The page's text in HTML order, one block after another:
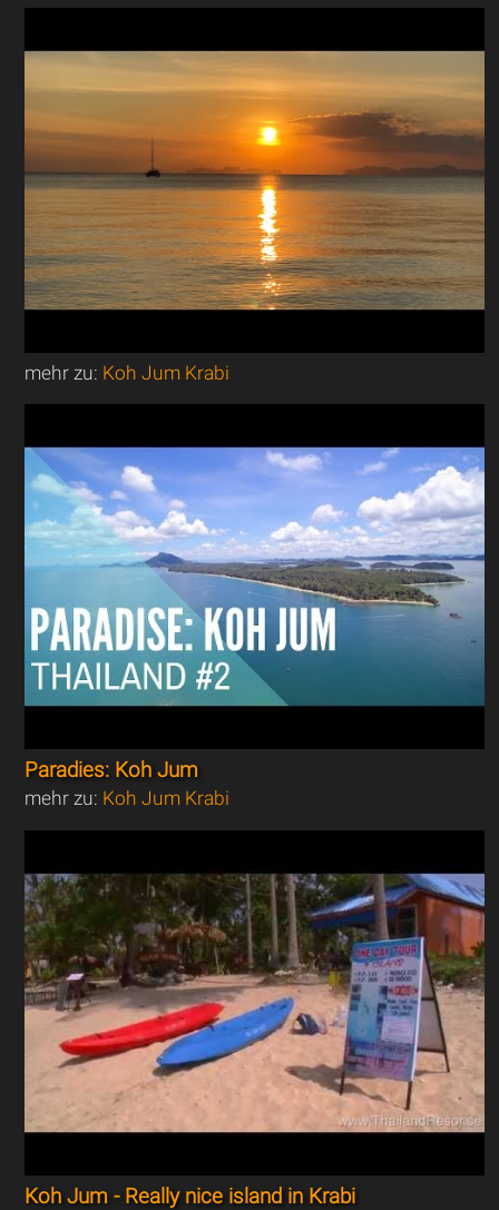
mehr zu: Koh Jum Krabi
Paradies: Koh Jum
mehr zu: Koh Jum Krabi
Koh Jum - Really nice island in Krabi